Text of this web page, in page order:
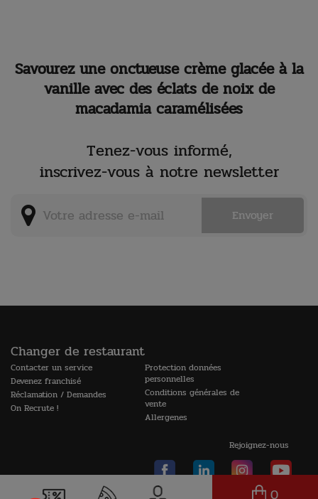
Savourez une onctueuse crème glacée à la
vanille avec des éclats de noix de
macadamia caramélisées
0
Tenez-vous informé,
inscrivez-vous à notre newsletter
Changer de restaurant
Contacter un service
Devenez franchisé
Réclamation / Demandes
On Recrute !
Protection données
personnelles
Conditions générales de
vente
Allergenes
Rejoignez-nous